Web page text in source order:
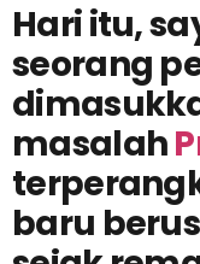
Hari itu,
seorang
masalah
baru